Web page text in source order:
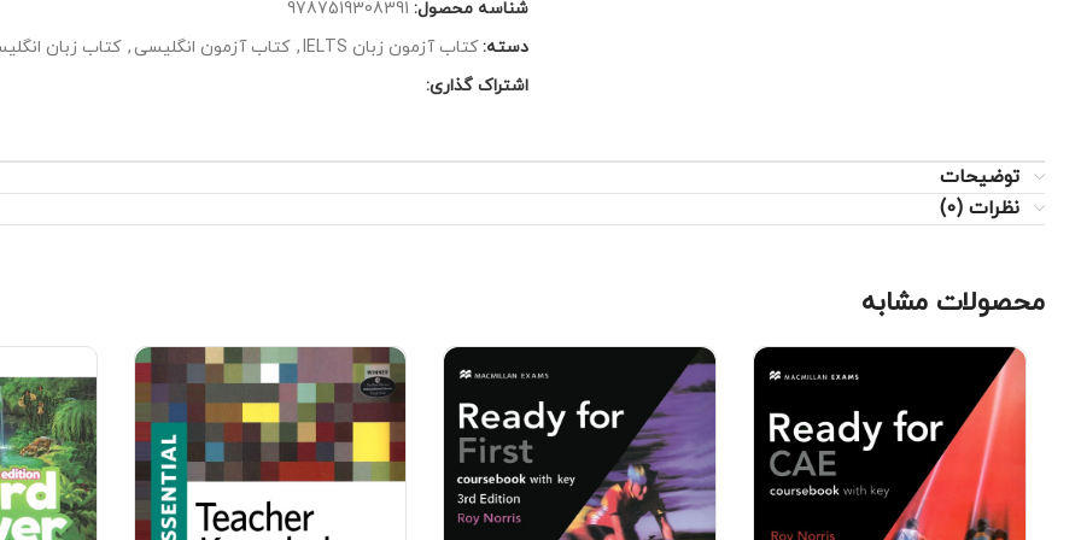
شناسه محصول: 9787519308391
دسته: کتاب آزمون زبان IELTS , کتاب آزمون انگلیسی , کتاب زبان
اشتراک گذاری:
توضیحات
نظرات (0)
محصولات مشابه